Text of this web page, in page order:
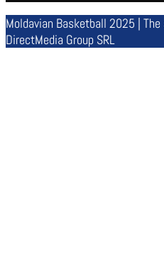
Moldavian Basketball 2025 |
DirectMedia Group SRL